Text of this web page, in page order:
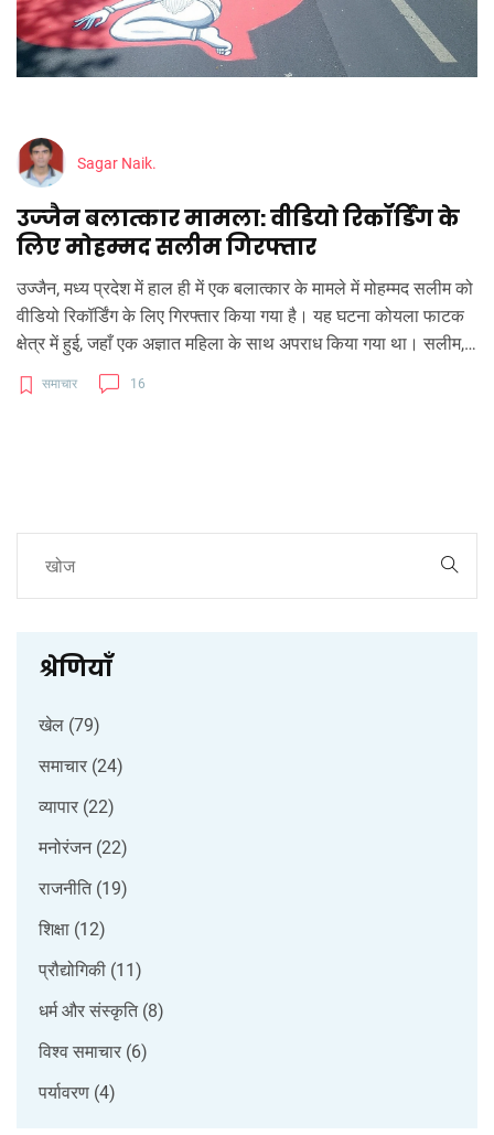
Sagar Naik.
उज्जैन बलात्कार मामला: वीडियो रिकॉर्डिंग के
लिए मोहम्मद सलीम गिरफ्तार
उज्जैन, मध्य प्रदेश में हाल ही में एक बलात्कार के मामले में मोहम्मद सलीम को
वीडियो रिकॉर्डिंग के लिए गिरफ्तार किया गया है। यह घटना कोयला फाटक
क्षेत्र में हुई, जहाँ एक अज्ञात महिला के साथ अपराध किया गया था। सलीम,
जो इस हमले का वीडियो रिकॉर्ड कर रहा था, को नागदा से पकड़ा गया।
पुलिस ने मामले की गंभीरता को देखते हुए तुरंत कार्रवाई की है।
समाचार 16
श्रेणियाँ
खेल (79)
समाचार (24)
व्यापार (22)
मनोरंजन (22)
राजनीति (19)
शिक्षा (12)
प्रौद्योगिकी (11)
धर्म और संस्कृति (8)
विश्व समाचार (6)
पर्यावरण (4)